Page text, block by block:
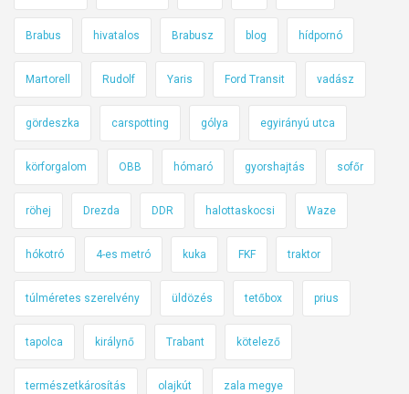
Brabus hivatalos Brabusz blog hídpornó
Martorell Rudolf Yaris Ford Transit vadász
gördeszka carspotting gólya egyirányú utca
körforgalom OBB hómaró gyorshajtás sofőr
röhej Drezda DDR halottaskocsi Waze
hókotró 4-es metró kuka FKF traktor
túlméretes szerelvény üldözés tetőbox prius
tapolca királynő Trabant kötelező
természetkárosítás olajkút zala megye